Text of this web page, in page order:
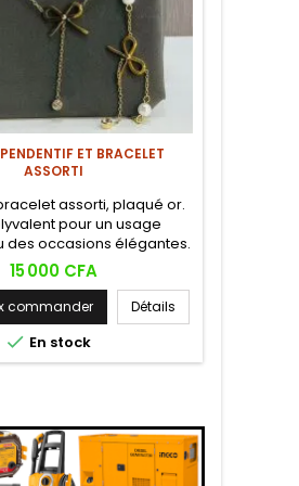
ET BRACELET
ASSORTI
assorti, plaqué or.
pour un usage
des occasions élégantes.
cadeau pour une
spéciale !
Prix
15 000 CFA
commander Détails
 En stock